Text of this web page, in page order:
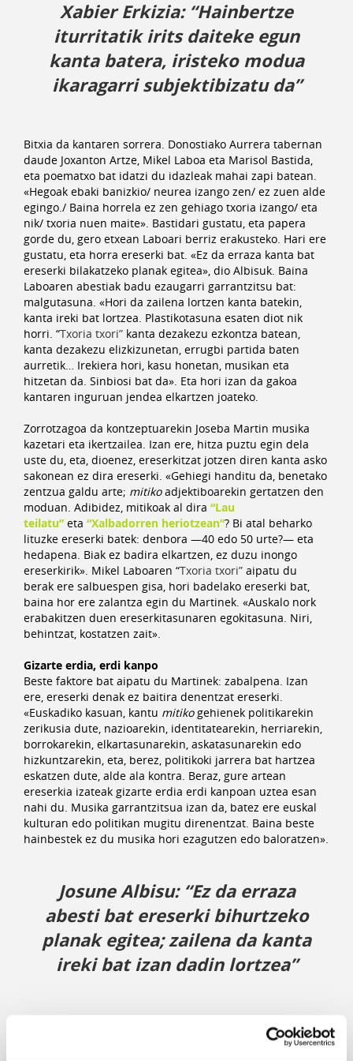
Xabier Erkizia: “Hainbertze
iturritatik irits daiteke egun
kanta batera, iristeko modua
ikaragarri subjektibizatu da”
Bitxia da kantaren sorrera. Donostiako Aurrera tabernan
daude Joxanton Artze, Mikel Laboa eta Marisol Bastida,
eta poematxo bat idatzi du idazleak mahai zapi batean.
«Hegoak ebaki banizkio/ neurea izango zen/ ez zuen alde
egingo./ Baina horrela ez zen gehiago txoria izango/ eta
nik/ txoria nuen maite». Bastidari gustatu, eta papera
gorde du, gero etxean Laboari berriz erakusteko. Hari ere
gustatu, eta horra ereserki bat. «Ez da erraza kanta bat
ereserki bilakatzeko planak egitea», dio Albisuk. Baina
Laboaren abestiak badu ezaugarri garrantzitsu bat:
malgutasuna. «Hori da zailena lortzen kanta batekin,
kanta ireki bat lortzea. Plastikotasuna esaten diot nik
horri. “Txoria txori” kanta dezakezu ezkontza batean,
kanta dezakezu elizkizunetan, errugbi partida baten
aurretik… Irekiera hori, kasu honetan, musikan eta
hitzetan da. Sinbiosi bat da». Eta hori izan da gakoa
kantaren inguruan jendea elkartzen joateko.
Zorrotzagoa da kontzeptuarekin Joseba Martin musika
kazetari eta ikertzailea. Izan ere, hitza puztu egin dela
uste du, eta, dioenez, ereserkitzat jotzen diren kanta asko
sakonean ez dira ereserki. «Gehiegi handitu da, benetako
zentzua galdu arte; mitikoadjektiboarekin gertatzen den
moduan. Adibidez, mitikoak al dira “Lau
teilatu” eta “Xalbadorren heriotzean”? Bi atal beharko
lituzke ereserki batek: denbora —40 edo 50 urte?— eta
hedapena. Biak ez badira elkartzen, ez duzu inongo
ereserkirik». Mikel Laboaren “Txoria txori” aipatu du
berak ere salbuespen gisa, hori badelako ereserki bat,
baina hor ere zalantza egin du Martinek. «Auskalo nork
erabakitzen duen ereserkitasunaren egokitasuna. Niri,
behintzat, kostatzen zait».
Gizarte erdia, erdi kanpo
Beste faktore bat aipatu du Martinek: zabalpena. Izan
ere, ereserki denak ez baitira denentzat ereserki.
«Euskadiko kasuan, kantu mitikogehienek politikarekin
zerikusia dute, nazioarekin, identitatearekin, herriarekin,
borrokarekin, elkartasunarekin, askatasunarekin edo
hizkuntzarekin, eta, berez, politikoki jarrera bat hartzea
eskatzen dute, alde ala kontra. Beraz, gure artean
ereserkia izateak gizarte erdia erdi kanpoan uztea esan
nahi du. Musika garrantzitsua izan da, batez ere euskal
kulturan edo politikan mugitu direnentzat. Baina beste
hainbestek ez du musika hori ezagutzen edo baloratzen».
Josune Albisu: “Ez da erraza
abesti bat ereserki bihurtzeko
planak egitea; zailena da kanta
ireki bat izan dadin lortzea”
. Titulu hori jarri zion Jon Maia bertsolariak
Donostiako belodromoan Arnaldo Otegiri egindako